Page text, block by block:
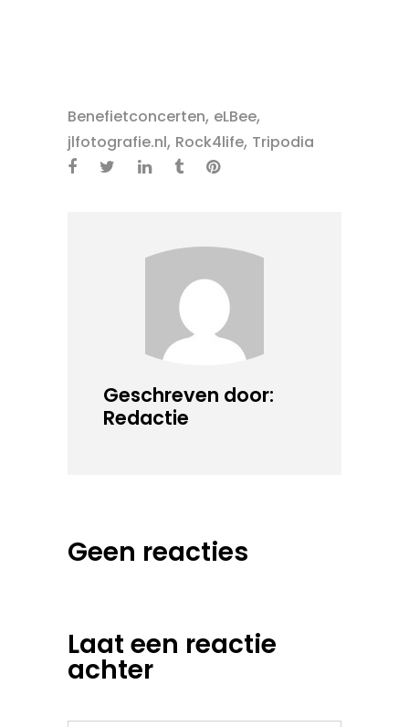
Benefietconcerten, eLBee,
jlfotografie.nl, Rock4life, Tripodia
Geschreven door:
Redactie
Geen reacties
Laat een reactie
achter